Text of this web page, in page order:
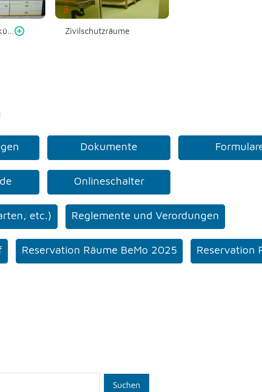
Staffel III, Schulküche Zivilschutzräume
Dokumente
Onlineschalter
etc.) Reglemente und Verordungen
Reservation Räume BeMo 2025 Reservation
Suchen